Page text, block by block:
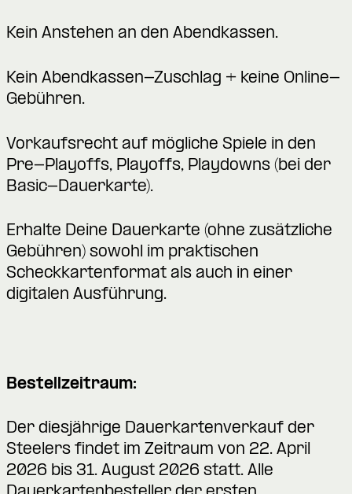
Kein Anstehen an den Abendkassen.
Kein Abendkassen-Zuschlag + keine Online-
Gebühren.
Vorkaufsrecht auf mögliche Spiele in den
Pre-Playoffs, Playoffs, Playdowns (bei der
Basic-Dauerkarte).
Erhalte Deine Dauerkarte (ohne zusätzliche
Gebühren) sowohl im praktischen
Scheckkartenformat als auch in einer
digitalen Ausführung.
Bestellzeitraum:
Der diesjährige Dauerkartenverkauf der
Steelers findet im Zeitraum von 22. April
2026 bis 31. August 2026 statt. Alle